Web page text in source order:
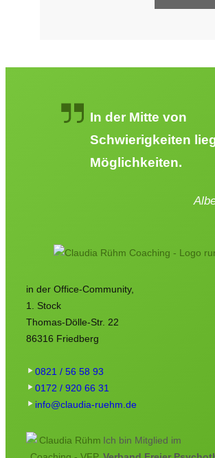
In der Mitte von
Schwierigkeiten
Möglichkeiten.
in der Office-Community,
1. Stock
Thomas-Dölle-Str. 22
86316 Friedberg
0821 / 56 58 93
0172 / 920 66 31
info@claudia-ruehm.de
Ich bin Mitglied im